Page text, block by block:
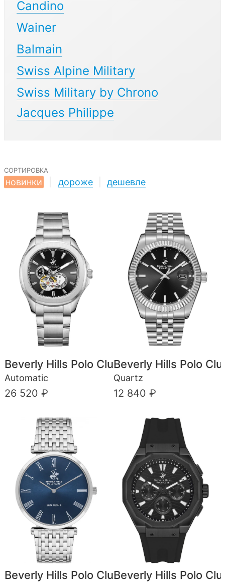
Candino
Wainer
Balmain
Swiss Alpine Military
Swiss Military by Chrono
Jacques Philippe
сортировка
новинки
дороже дешевле
Beverly Hills Polo Club
Automatic
26 520 ₽
Beverly Hills Polo
Quartz
12 840 ₽
Beverly Hills Polo ClubBeverly Hills Polo